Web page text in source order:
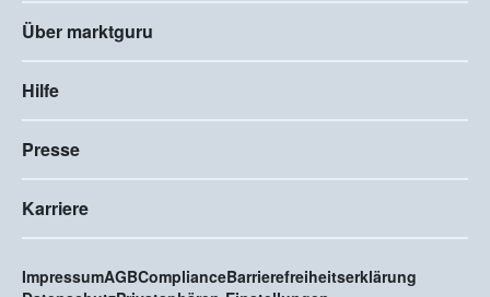
Über marktguru
Hilfe
Presse
Karriere
ImpressumAGBComplianceBarrierefreiheitserklärung